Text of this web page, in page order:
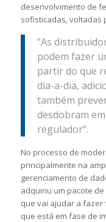
desenvolvimento de
sofisticadas, voltadas
“As
podem fazer
partir do que
dia-a-dia,
também
desdobram
regulador”.
No processo de
principalmente na
gerenciamento de
adquiriu um pacote
que vai ajudar a fazer
que está em fase de